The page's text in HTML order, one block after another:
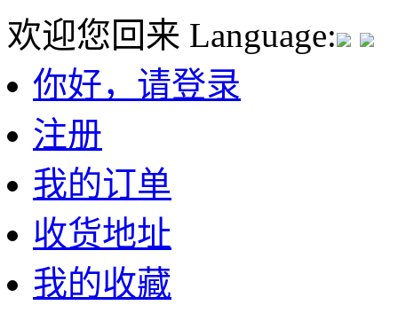
欢迎您回来 Language:
你好，请登录
注册
我的订单
收货地址
我的收藏